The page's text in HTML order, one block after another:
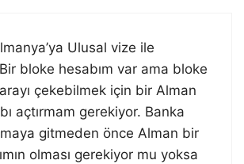
Ulusal vize ile
bloke hesabım var ama bloke
çekebilmek için bir Alman
açtırmam gerekiyor. Banka
gitmeden önce Alman bir
olması gerekiyor mu yoksa